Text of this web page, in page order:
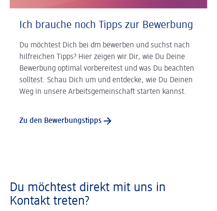
Ich brauche noch Tipps zur Bewerbung
Du möchtest Dich bei dm bewerben und suchst nach
hilfreichen Tipps? Hier zeigen wir Dir, wie Du Deine
Bewerbung optimal vorbereitest und was Du beachten
solltest. Schau Dich um und entdecke, wie Du Deinen
Weg in unsere Arbeitsgemeinschaft starten kannst.
Zu den Bewerbungstipps
Du möchtest direkt mit uns in
Kontakt treten?